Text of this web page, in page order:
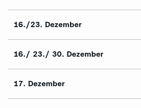
16./23. Dezember
16./ 23./ 30. Dezember
17. Dezember